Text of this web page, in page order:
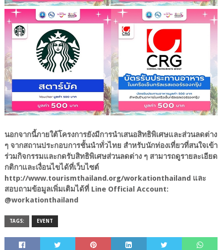
นอกจากนี้ภายใต้โครงการยังมีการนำเสนอสิทธิพิเศษและส่วนลดต่าง
ๆ จากสถานประกอบการชั้นนำทั่วไทย สำหรับนักท่องเที่ยวที่สนใจเข้า
ร่วมกิจกรรมและกดรับสิทธิพิเศษส่วนลดต่าง ๆ สามารถดูรายละเอียด
กติกาและเงื่อนไขได้ที่เว็บไซต์
http://www.tourismthailand.org/workationthailandและ
สอบถามข้อมูลเพิ่มเติมได้ที่ Line Official Account:
@workationthailand
TAGS: EVENT